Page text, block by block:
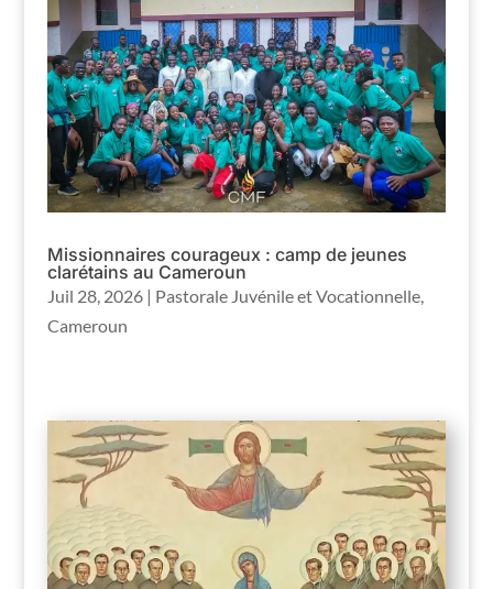
Missionnaires courageux : camp de jeunes
clarétains au Cameroun
Juil 28, 2026| Pastorale Juvénile et Vocationnelle,
Cameroun